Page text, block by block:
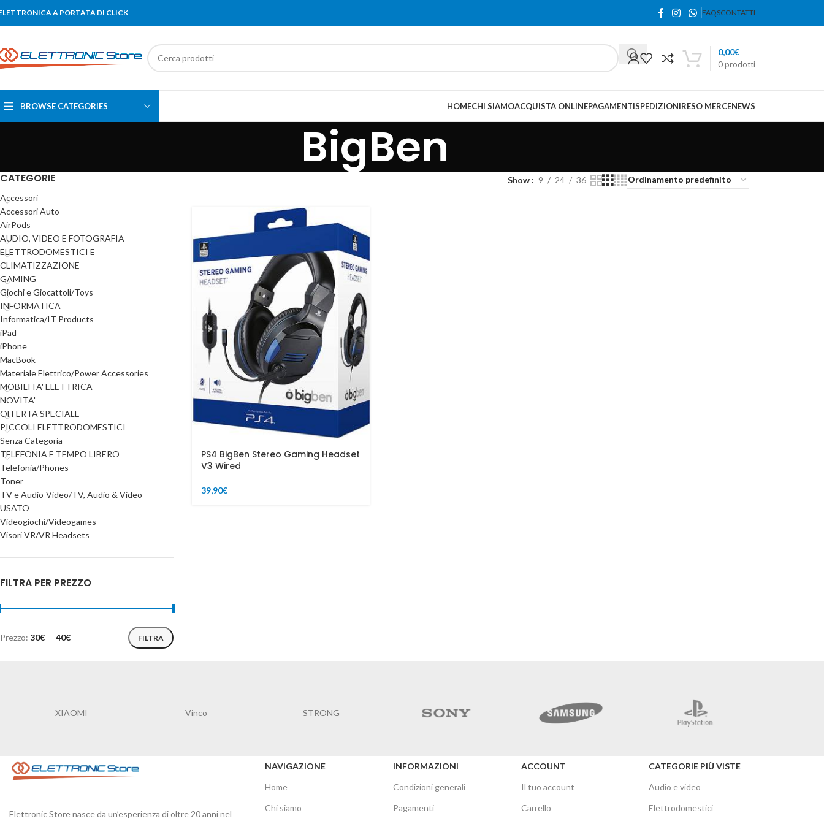
A PORTATA DI CLICK FAQSCONTATTI
0prodotti
0,00€
BROWSE CATEGORIES HOMECHI SIAMOACQUISTA ONLINEPAGAMENTISPEDIZIONIRESO MERCENEWS
BigBen
CATEGORIE
Accessori
Accessori Auto
AirPods
AUDIO, VIDEO E FOTOGRAFIA
ELETTRODOMESTICI E
CLIMATIZZAZIONE
GAMING
Giochi e Giocattoli/Toys
INFORMATICA
Informatica/IT Products
iPad
iPhone
MacBook
Materiale Elettrico/Power Accessories
MOBILITA' ELETTRICA
NOVITA'
OFFERTA SPECIALE
PICCOLI ELETTRODOMESTICI
Senza Categoria
TELEFONIA E TEMPO LIBERO
Telefonia/Phones
Toner
TV e Audio-Video/TV, Audio & Video
USATO
Videogiochi/Videogames
Visori VR/VR Headsets
FILTRA PER PREZZO
FILTRA
Prezzo: 30€ — 40€
Show 9 24 36
PS4 BigBen Stereo Gaming Headset
V3 Wired
39,90€
XIAOMI Vinco STRONG
Elettronic Store nasce da un’esperienza di oltre 20 anni nel
NAVIGAZIONE
Home
Chi siamo
INFORMAZIONI
Condizioni generali
Pagamenti
ACCOUNT
Il tuo account
Carrello
CATEGORIE PIÙ VISTE
Audio e video
Elettrodomestici